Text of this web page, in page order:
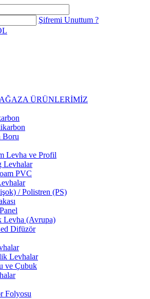
Şifremi Unuttum ?
ÜRÜNLERİMİZ
Boru
Levha ve Profil
Levhalar
PVC
/ Polistren (PS)
Levha (Avrupa)
Difüzör
Levhalar
ve Çubuk
Folyosu